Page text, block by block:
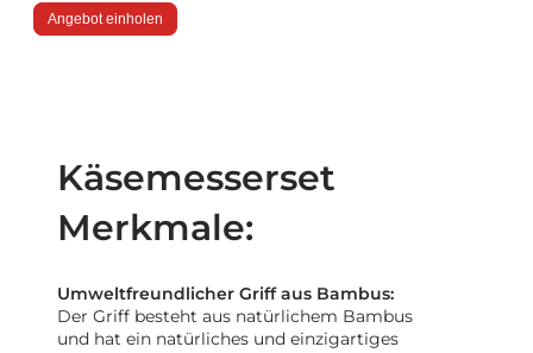
Angebot einholen
Käsemesserset
Merkmale:
Umweltfreundlicher Griff aus Bambus:
Der Griff besteht aus natürlichem Bambus
und hat ein natürliches und einzigartiges